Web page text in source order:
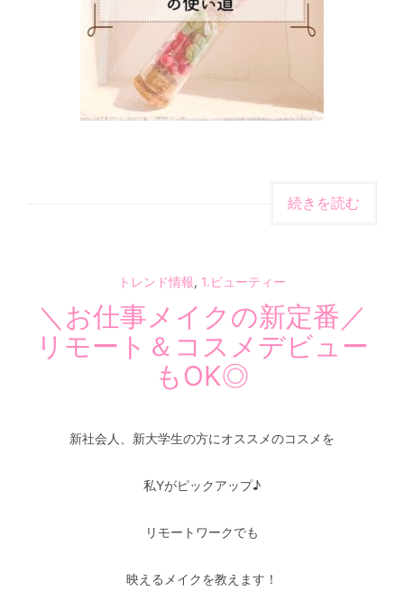
続きを読む
トレンド情報, 1.ビューティー
＼お仕事メイクの新定番／
リモート＆コスメデビュー
もOK◎
新社会人、新大学生の方にオススメのコスメを
私Yがピックアップ♪
リモートワークでも
映えるメイクを教えます！